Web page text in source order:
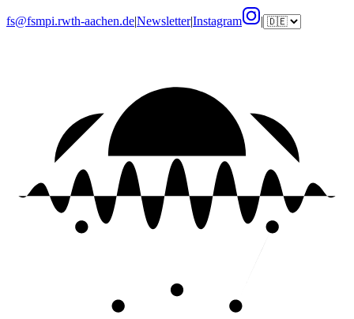
fs@fsmpi.rwth-aachen.de|Newsletter|Instagram |